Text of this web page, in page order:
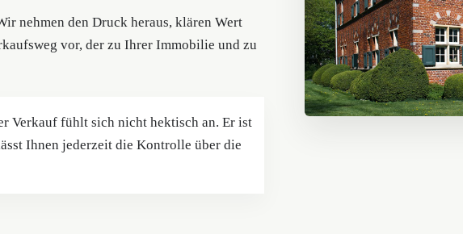
nehmen den Druck heraus, klären Wert
vor, der zu Ihrer Immobilie und zu
Verkauf fühlt sich nicht hektisch an. Er ist
Ihnen jederzeit die Kontrolle über die